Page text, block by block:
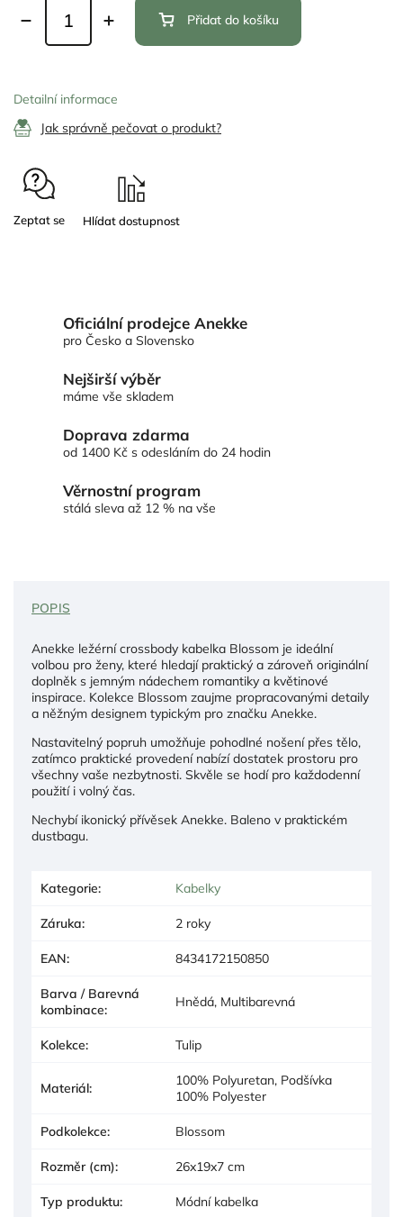
Přidat do košíku
Detailní informace
Jak správně pečovat o produkt?
Zeptat se
Oficiální prodejce Anekke
pro Česko a Slovensko
Nejširší výběr
máme vše skladem
Doprava zdarma
od 1400 Kč s odesláním do 24 hodin
Věrnostní program
stálá sleva až 12 % na vše
POPIS
Anekke ležérní crossbody kabelka Blossom je ideální
volbou pro ženy, které hledají praktický a zároveň originální
doplněk s jemným nádechem romantiky a květinové
inspirace. Kolekce Blossom zaujme propracovanými detaily
a něžným designem typickým pro značku Anekke.
Nastavitelný popruh umožňuje pohodlné nošení přes tělo,
zatímco praktické provedení nabízí dostatek prostoru pro
všechny vaše nezbytnosti. Skvěle se hodí pro každodenní
použití i volný čas.
Nechybí ikonický přívěsek Anekke. Baleno v praktickém
dustbagu.
Kategorie: Kabelky
Záruka: 2 roky
EAN: 8434172150850
Barva / Barevná
kombinace: Hnědá, Multibarevná
Kolekce: Tulip
Materiál:
100% Polyuretan, Podšívka
100% Polyester
Podkolekce: Blossom
Rozměr (cm): 26x19x7 cm
Typ produktu: Módní kabelka